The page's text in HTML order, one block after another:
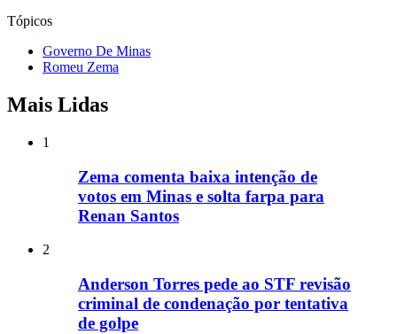
Tópicos
Governo De Minas
Romeu Zema
Mais Lidas
1
Zema comenta baixa intenção de
votos em Minas e solta farpa para
Renan Santos
2
Anderson Torres pede ao STF revisão
criminal de condenação por tentativa
de golpe